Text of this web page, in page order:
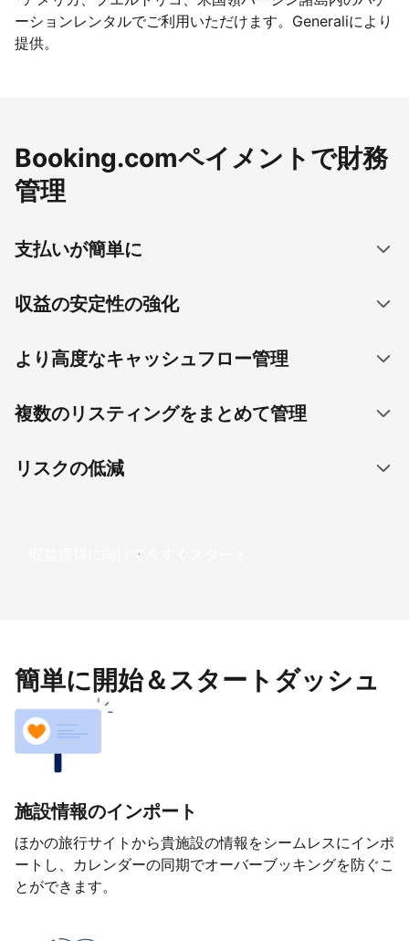
ーションレンタルでご利用いただけます。Generaliにより
提供。
Booking.comペイメントで財務
管理
支払いが簡単に
収益の安定性の強化
より高度なキャッシュフロー管理
複数のリスティングをまとめて管理
リスクの低減
収益獲得に向けて今すぐスタート
簡単に開始＆スタートダッシュ
施設情報のインポート
ほかの旅行サイトから貴施設の情報をシームレスにインポ
ートし、カレンダーの同期でオーバーブッキングを防ぐこ
とができます。